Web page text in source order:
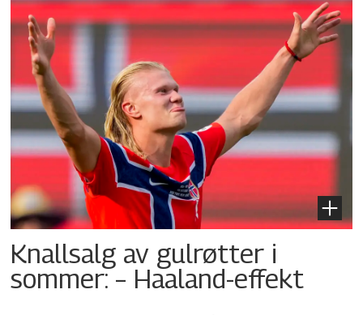
Knallsalg av gulrøtter i
sommer: – Haaland-effekt